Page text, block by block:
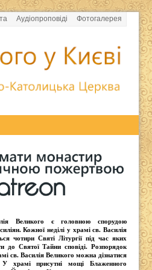
Аудіопроповіді Фотогалерея
Великого є головною спорудою
. Кожної неділі у храмі св. Василія
чотири Святі Літургії під час яких
до Святої Тайни сповіді. Розпорядок
св. Василія Великого можна дізнатися
У храмі присутнімощі Блаженного